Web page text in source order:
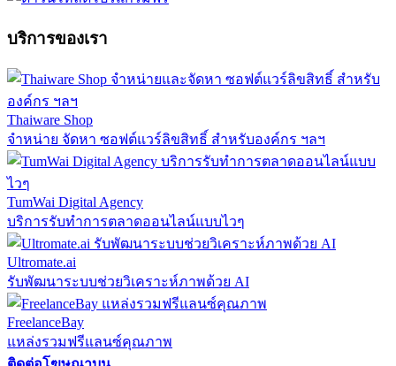
บริการของเรา
Thaiware Shop
จำหน่าย จัดหา ซอฟต์แวร์ลิขสิทธิ์ สำหรับองค์กร ฯลฯ
TumWai Digital Agency
บริการรับทำการตลาดออนไลน์แบบไวๆ
Ultromate.ai
รับพัฒนาระบบช่วยวิเคราะห์ภาพด้วย AI
FreelanceBay
แหล่งรวมฟรีแลนซ์คุณภาพ